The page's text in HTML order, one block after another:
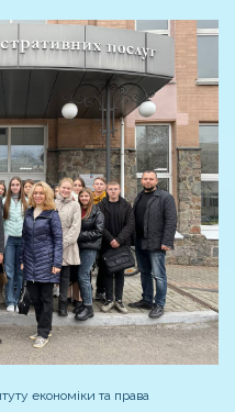
економіки та права